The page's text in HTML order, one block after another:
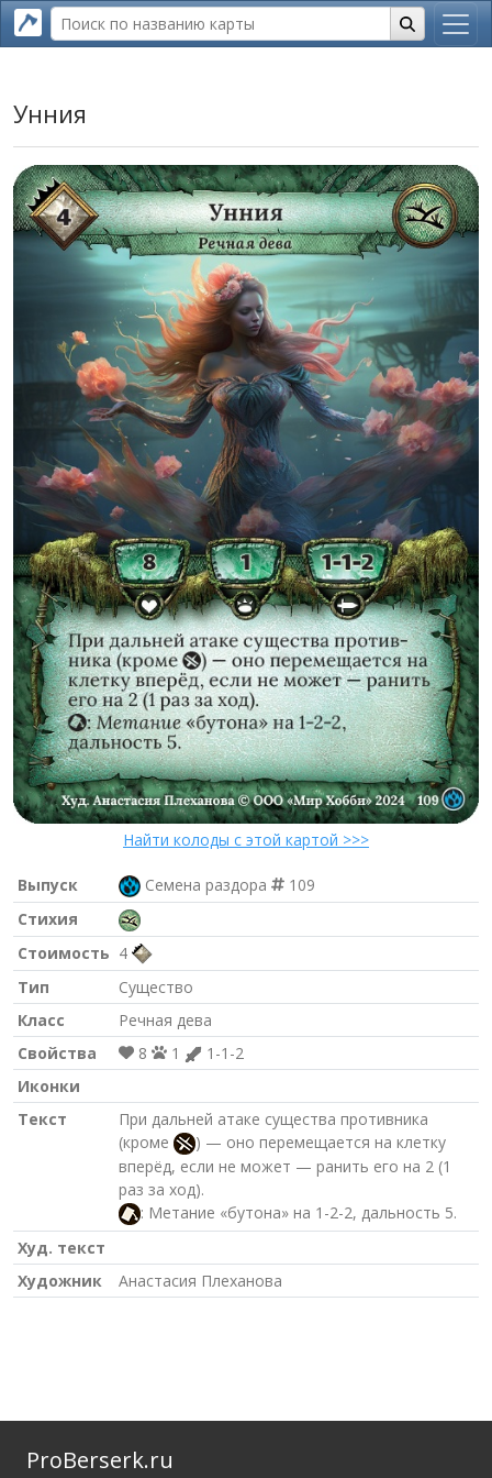
Унния
Найти колоды с этой картой >>>
Выпуск Семена раздора
109
Стихия
Стоимость 4
Тип
Существо
Класс
Речная дева
Свойства
8 1
1-1-2
Иконки
Текст
При дальней атаке существа противника
(кроме
) — оно перемещается на клетку
вперёд, если не может — ранить его на 2 (1
раз за ход).
: Метание «бутона» на 1-2-2, дальность 5.
Худ. текст
Художник
Анастасия Плеханова
ProBerserk.ru